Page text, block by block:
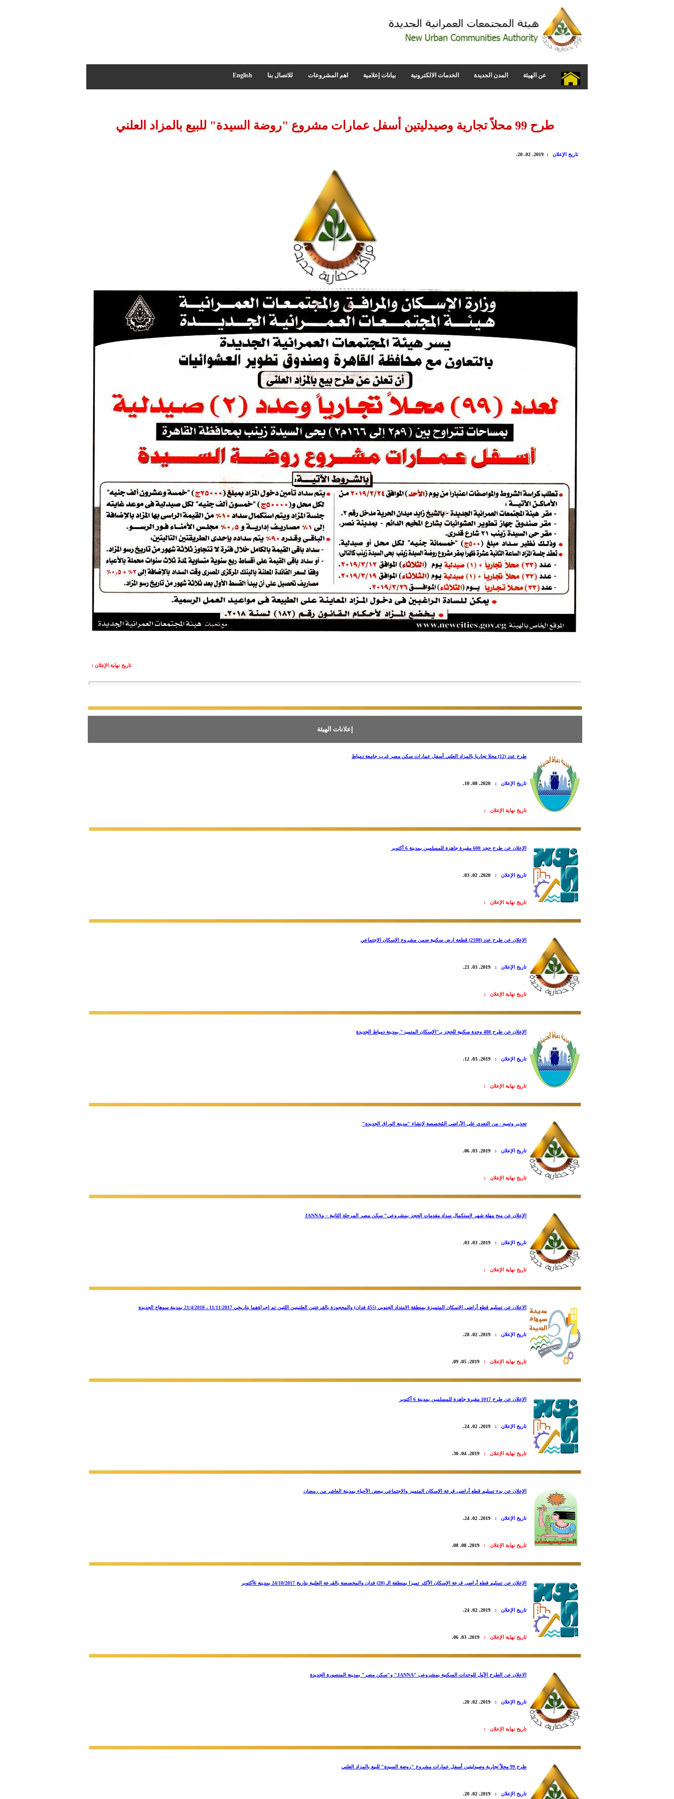
عن الهيئة المدن الجديدة الخدمات الالكترونية بيانات إعلامية اهم المشروعات للاتصال بنا English
طرح 99 محلاً تجارية وصيدليتين أسفل عمارات مشروع "روضة السيدة" للبيع بالمزاد العلني
تاريخ الإعلان : 2019. 02. 20.
تاريخ نهاية الإعلان :
إعلانات الهيئة
طرح عدد (12) محلا تجاريا بالمزاد العلني أسفل عمارات سكن مصر غرب جامعة دمياط
تاريخ الإعلان : 2020. 08. 10.
تاريخ نهاية الإعلان :
الإعلان عن طرح حجز 600 مقبرة جاهزة للمسلمين بمدينة 6 أكتوبر
تاريخ الإعلان : 2020. 02. 03.
تاريخ نهاية الإعلان :
الإعلان عن طرح عدد (2108) قطعة ارض سكنية ضمن مشروع الإسكان الاجتماعي
تاريخ الإعلان : 2019. 03. 21.
تاريخ نهاية الإعلان :
الإعلان عن طرح 480 وحدة سكنية للحجز بـ"الإسكان المتميز" بمدينة دمياط الجديدة
تاريخ الإعلان : 2019. 03. 12.
تاريخ نهاية الإعلان :
تحذير وتنبيه - من التعدي على الأراضي المُخصصة لإنشاء "مدينة الوراق الجديدة"
تاريخ الإعلان : 2019. 03. 06.
تاريخ نهاية الإعلان :
الإعلان عن منح مهلة شهر لاستكمال سداد مقدمات الحجز بمشروعي" سكن مصر المرحلة الثانية – وJANNA
تاريخ الإعلان : 2019. 03. 03.
تاريخ نهاية الإعلان :
الاعلان عن تسليم قطع أراضى الإسكان المتميزة بمنطقة الامتداد الجنوبي (455 فدان) والمحجوزة بالقرعتين العلنينين اللتين تم اجراؤهما بتاريخي 11/11/2017 ، 21/4/2018 بمدينة سوهاج الجديدة
تاريخ الإعلان : 2019. 02. 28.
تاريخ نهاية الإعلان : 2019. 05. 09.
الإعلان عن طرح 1017 مقبرة جاهزة للمسلمين بمدينة 6 أكتوبر
تاريخ الإعلان : 2019. 02. 24.
تاريخ نهاية الإعلان : 2019. 04. 30.
الإعلان عن بدء تسليم قطع أراضى قرعة الإسكان المتميز والاجتماعي ببعض الأحياء بمدينة العاشر من رمضان
تاريخ الإعلان : 2019. 02. 24.
تاريخ نهاية الإعلان : 2019. 08. 08.
الإعلان عن تسليم قطع أراضى قرعة الإسكان الأكثر تميزا بمنطقة الـ (20) فدان والمخصصة بالقرعة العلنية بتاريخ 24/10/2017 بمدينة 6أكتوبر
تاريخ الإعلان : 2019. 02. 24.
تاريخ نهاية الإعلان : 2019. 03. 06.
الاعلان عن الطرح الأول للوحدات السكنية بمشروعى "JANNA" و"سكن مصر" بمدينة المنصورة الجديدة
تاريخ الإعلان : 2019. 02. 20.
تاريخ نهاية الإعلان :
طرح 99 محلاً تجارية وصيدليتين أسفل عمارات مشروع "روضة السيدة" للبيع بالمزاد العلني
تاريخ الإعلان : 2019. 02. 20.